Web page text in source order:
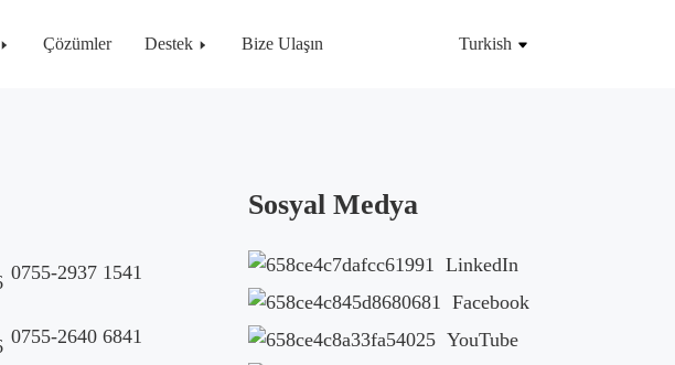
Çözümler Destek Bize Ulaşın Turkish
0755-2937 1541
0755-2640 6841
Sosyal Medya
LinkedIn
Facebook
YouTube